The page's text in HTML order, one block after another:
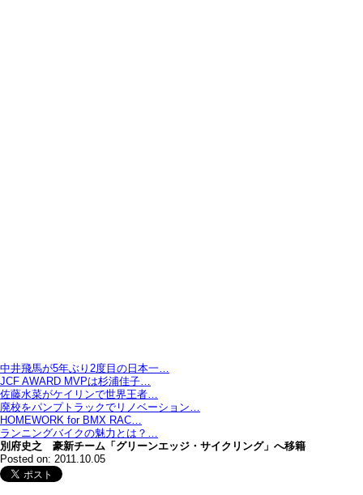
中井飛馬が5年ぶり2度目の日本一…
JCF AWARD MVPは杉浦佳子…
佐藤水菜がケイリンで世界王者…
廃校をパンプトラックでリノベーション…
HOMEWORK for BMX RAC…
ランニングバイクの魅力とは？…
別府史之 豪新チーム「グリーンエッジ・サイクリング」へ移籍
Posted on: 2011.10.05